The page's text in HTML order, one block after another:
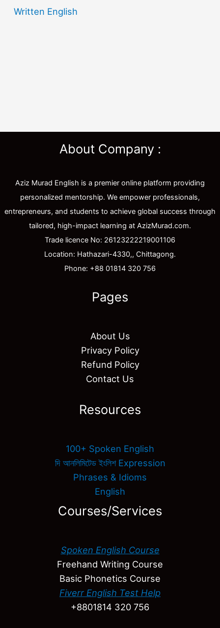
Written English
About Company :
Aziz Murad English is a premier online platform providing
personalized mentorship. We empower professionals,
entrepreneurs, and students to achieve global success through
tailored, high-impact learning at AzizMurad.com.
Trade licence No: 26123222219001106
Location: Hathazari-4330,, Chittagong.
Phone: +88 01814 320 756
Pages
About Us
Privacy Policy
Refund Policy
Contact Us
Resources
100+ Spoken English
দি আনলিমিটেড ইংলিশ Expression
Phrases & Idioms
English
Courses/Services
Spoken English Course
Freehand Writing Course
Basic Phonetics Course
Fiverr English Test Help
+8801814 320 756